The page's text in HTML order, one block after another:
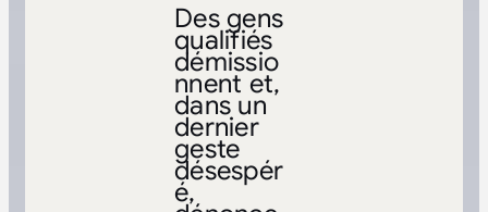
Des gens
qualifiés
démissio
nnent et,
dans un
dernier
geste
désespér
é,